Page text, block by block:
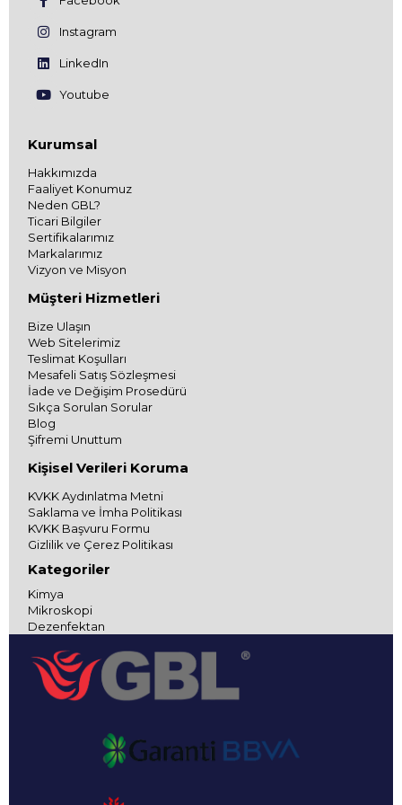
Instagram
LinkedIn
Youtube
Kurumsal
Hakkımızda
Faaliyet Konumuz
Neden GBL?
Ticari Bilgiler
Sertifikalarımız
Markalarımız
Vizyon ve Misyon
Müşteri Hizmetleri
Bize Ulaşın
Web Sitelerimiz
Teslimat Koşulları
Mesafeli Satış Sözleşmesi
İade ve Değişim Prosedürü
Sıkça Sorulan Sorular
Blog
Şifremi Unuttum
Kişisel Verileri Koruma
KVKK Aydınlatma Metni
Saklama ve İmha Politikası
KVKK Başvuru Formu
Gizlilik ve Çerez Politikası
Kategoriler
Kimya
Mikroskopi
Dezenfektan